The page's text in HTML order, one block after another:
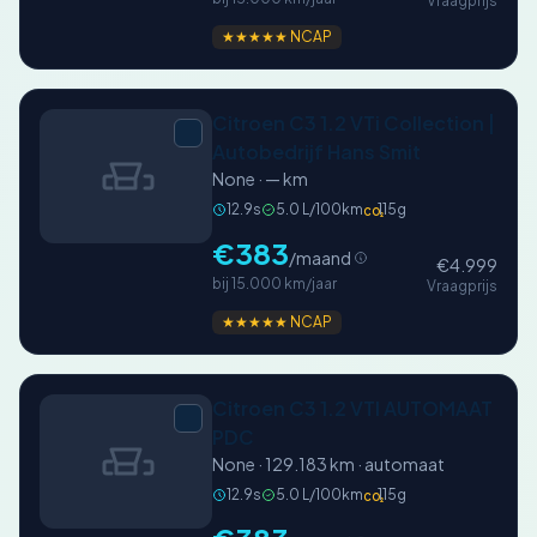
★★★★★ NCAP
None · — km
12.9s 5.0 L/100kmCO₂115g
€383/maand
bij 15.000 km/jaar
€4.999
Vraagprijs
★★★★★ NCAP
None · 129.183 km · automaat
12.9s 5.0 L/100kmCO₂115g